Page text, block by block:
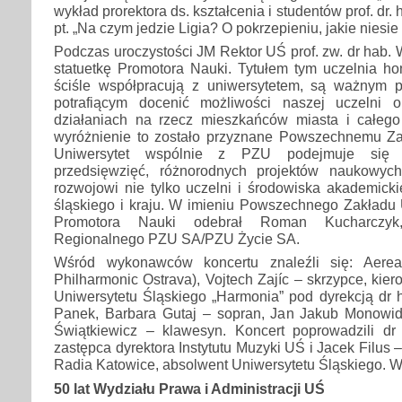
wykład prorektora ds. kształcenia i studentów prof. dr.
pt. „Na czym jedzie Ligia? O pokrzepieniu, jakie niesie
Podczas uroczystości JM Rektor UŚ prof. zw. dr hab.
statuetkę Promotora Nauki. Tytułem tym uczelnia
ściśle współpracują z uniwersytetem, są ważnym
potrafiącym docenić możliwości naszej uczelni
działaniach na rzecz mieszkańców miasta i
wyróżnienie to zostało przyznane Powszechnemu
Uniwersytet wspólnie z PZU podejmuje się
przedsięwzięć, różnorodnych projektów
rozwojowi nie tylko uczelni i środowiska
śląskiego i kraju. W imieniu Powszechnego Zakładu
Promotora Nauki odebrał Roman
Regionalnego PZU SA/PZU Życie SA.
Wśród wykonawców koncertu znaleźli się:
Philharmonic Ostrava), Vojtech Zajíc – skrzypce,
Uniwersytetu Śląskiego „Harmonia” pod dyrekcją dr
Panek, Barbara Gutaj – sopran, Jan Jakub
Świątkiewicz – klawesyn. Koncert poprowadzili dr
zastępca dyrektora Instytutu Muzyki UŚ i Jacek Filus
Radia Katowice, absolwent Uniwersytetu Śląskiego.
50 lat Wydziału Prawa i Administracji UŚ